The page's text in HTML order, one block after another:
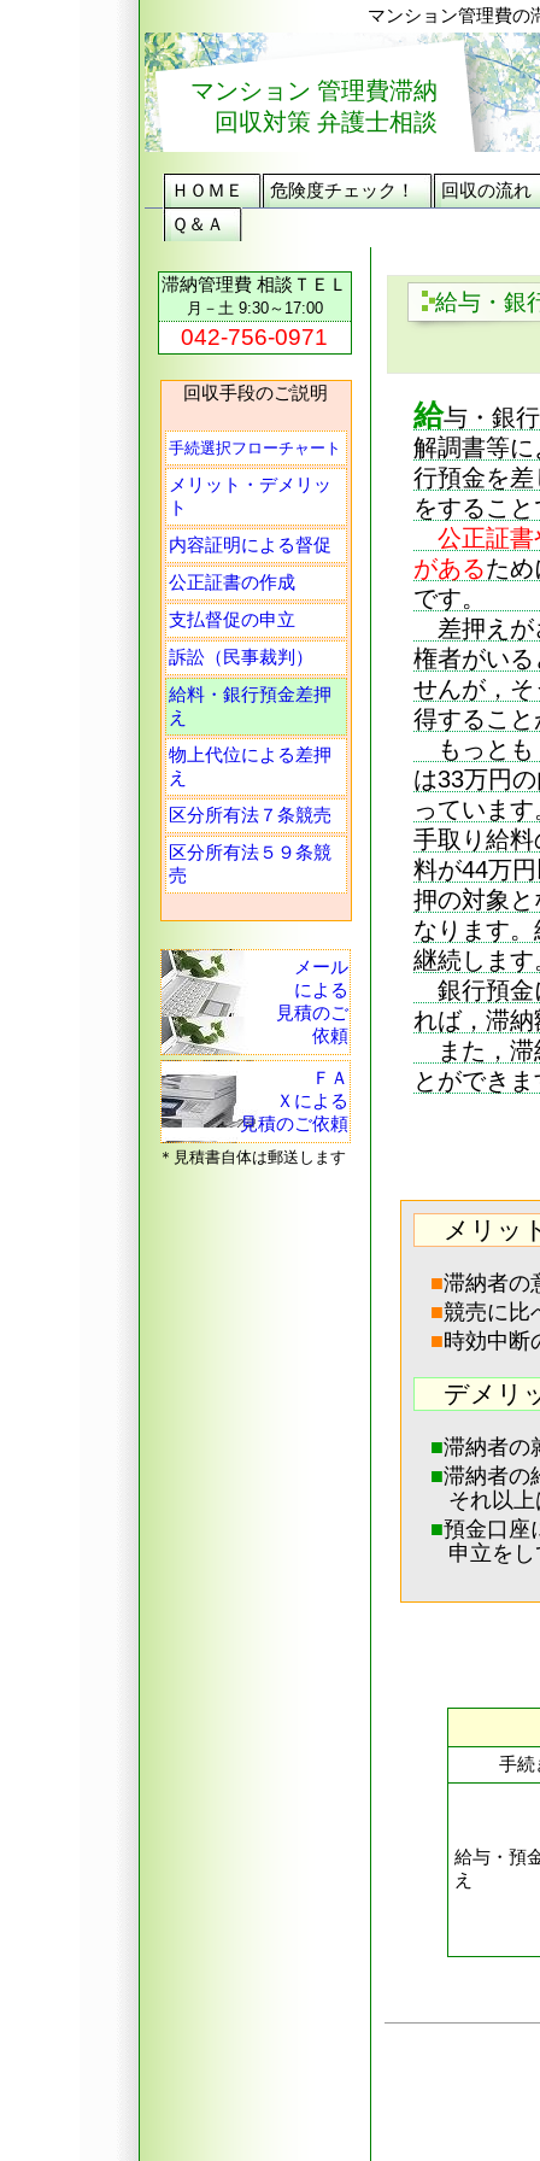
マンション管理費の
マンション 管理費滞納
回収対策 弁護士相談
ＨＯＭＥ 危険度チェック！
回収の流れ
Ｑ＆Ａ
滞納管理費 相談ＴＥＬ
月－土 9:30～17:00
042-756-0971
回収手段のご説明
手続選択フローチャート
メリット・デメリッ
ト
内容証明による督促
公正証書の作成
支払督促の申立
訴訟（民事裁判）
給料・銀行預金差押
え
物上代位による差押
え
区分所有法７条競売
区分所有法５９条競
売
メール
による
見積のご
依頼
ＦＡ
Ｘによる
見積のご依頼
＊見積書自体は郵送します
給与・銀
給与・銀
解調書等
行預金を
をするこ
公正証
があるた
です。
差押えが
権者がい
せんが，
得するこ
もっとも
は33万円
っていま
手取り給
料が44万
押の対象
なります
継続します
銀行預金
れば，滞
また，滞
とができま
メリッ
■滞納者の
■競売に比
■時効中断
デメリ
■滞納者の
■滞納者の
それ以
■預金口座
申立を
手続
給与・預
え